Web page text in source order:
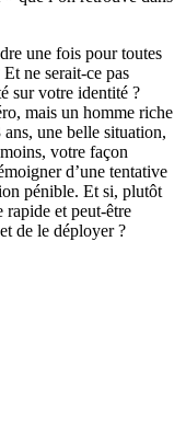
une fois pour toutes
ne serait-ce pas
sur votre identité ?
mais un homme riche
une belle situation,
votre façon
d’une tentative
pénible. Et si, plutôt
rapide et peut-être
de le déployer ?